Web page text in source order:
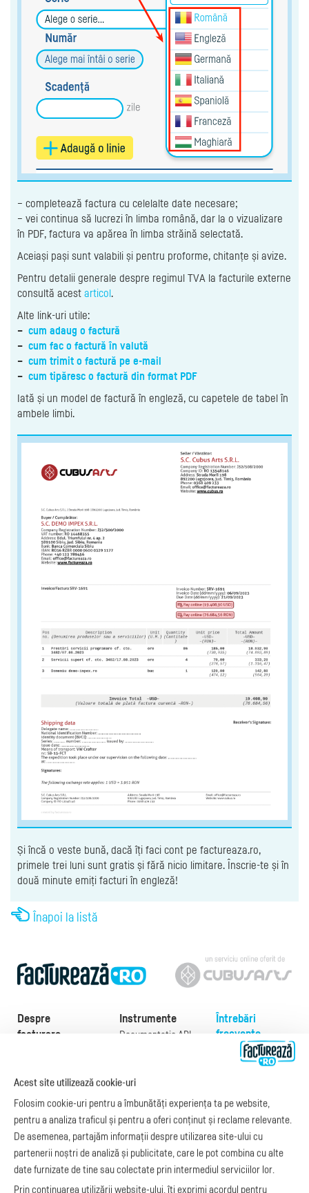
– completează factura cu celelalte date necesare;
– vei continua să lucrezi în limba română, dar la o vizualizare
în PDF, factura va apărea în limba străină selectată.
Aceiași pași sunt valabili și pentru proforme, chitanțe și avize.
Pentru detalii generale despre regimul TVA la facturile externe
consultă acest articol.
Alte link-uri utile:
– cum adaug o factură
– cum fac o factură în valută
– cum trimit o factură pe e-mail
– cum tipăresc o factură din format PDF
Iată și un model de factură în engleză, cu capetele de tabel în
ambele limbi.
Și încă o veste bună, dacă îți faci cont pe factureaza.ro,
primele trei luni sunt gratis și fără nicio limitare. Înscrie-te și în
două minute emiți facturi în engleză!
Înapoi la listă
Despre
facturare
Exemple de facturi
Model factură
Manual de
facturare
Legislaţie facturi
Facturare online
blog.factureaza.ro
Instrumente
Documentație API
e-Factura B2C
API e-Factura
e-Transport
Integrare Stripe
Integrare
SmartFintech
Integrare PrestaShop
Întrebări
frecvente
Despre noi
Acest site utilizează cookie-uri
Folosim cookie-uri pentru a îmbunătăți experiența ta pe website,
pentru a analiza traficul și pentru a oferi conținut și reclame relevante.
De asemenea, partajăm informații despre utilizarea site-ului cu
partenerii noștri de analiză și publicitate, care le pot combina cu alte
date furnizate de tine sau colectate prin intermediul serviciilor lor.
Prin continuarea utilizării website-ului, îți exprimi acordul pentru